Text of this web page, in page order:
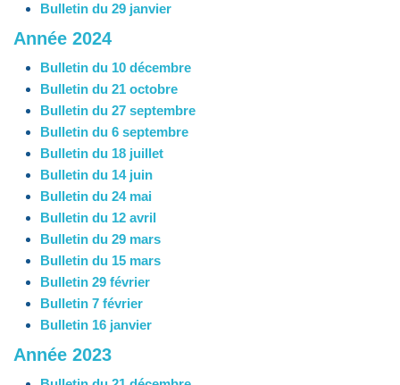
Bulletin du 29 janvier
Année 2024
Bulletin du 10 décembre
Bulletin du 21 octobre
Bulletin du 27 septembre
Bulletin du 6 septembre
Bulletin du 18 juillet
Bulletin du 14 juin
Bulletin du 24 mai
Bulletin du 12 avril
Bulletin du 29 mars
Bulletin du 15 mars
Bulletin 29 février
Bulletin 7 février
Bulletin 16 janvier
Année 2023